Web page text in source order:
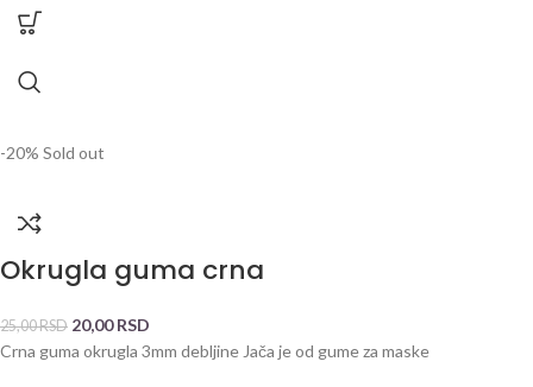
-20% Sold out
Okrugla guma crna
25,00RSD 20,00RSD
Crna guma okrugla 3mm debljine Jača je od gume za maske